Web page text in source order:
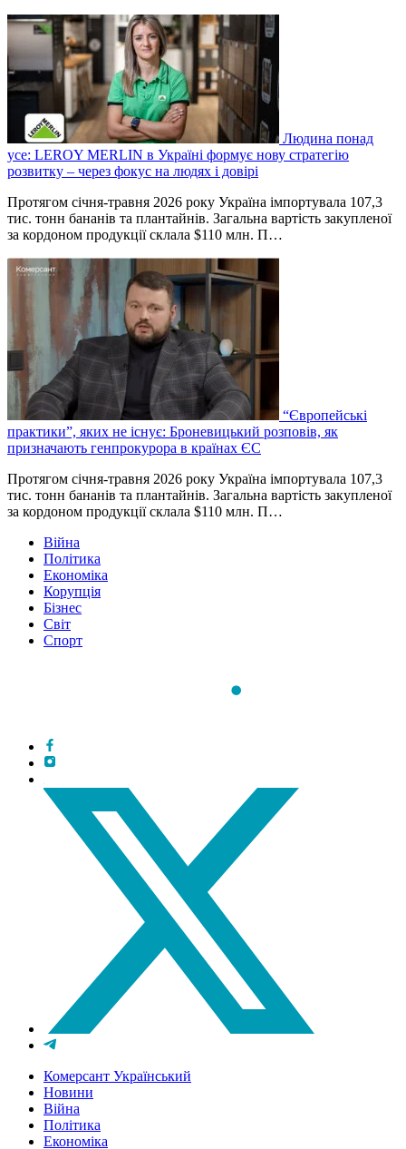
Людина понад
усе: LEROY MERLIN в Україні формує нову стратегію
розвитку – через фокус на людях і довірі
Протягом січня-травня 2026 року Україна імпортувала 107,3
тис. тонн бананів та плантайнів. Загальна вартість закупленої
за кордоном продукції склала $110 млн. П…
“Європейські
практики”, яких не існує: Броневицький розповів, як
призначають генпрокурора в країнах ЄС
Протягом січня-травня 2026 року Україна імпортувала 107,3
тис. тонн бананів та плантайнів. Загальна вартість закупленої
за кордоном продукції склала $110 млн. П…
Війна
Політика
Економіка
Корупція
Бізнес
Світ
Спорт
Комерсант Український
Новини
Війна
Політика
Економіка